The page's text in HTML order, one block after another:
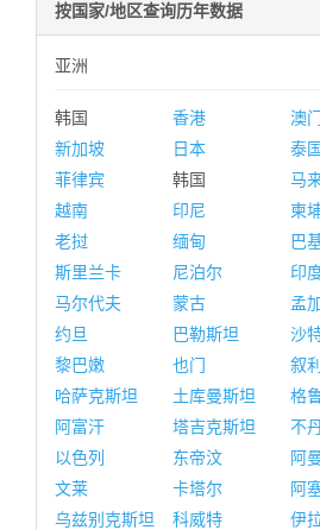
按国家/地区查询历年数据
亚洲
韩国 香港
澳门
新加坡
日本
泰国
菲律宾
韩国
马
越南
印尼
柬
老挝
缅甸
巴
斯里兰卡
尼泊尔
印
马尔代夫
蒙古
孟
约旦
巴勒斯坦
沙
黎巴嫩
也门
叙
哈萨克斯坦
土库曼斯坦
格
阿富汗
塔吉克斯坦
不
以色列
东帝汶
阿
文莱
卡塔尔
阿
乌兹别克斯坦
科威特
伊